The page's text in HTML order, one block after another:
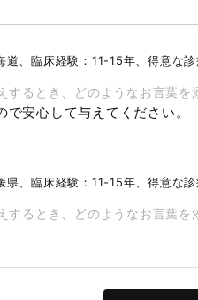
道、臨床経験：11-15年、得意な
するとき、どのようなお言葉を
安心して与えてください。
県、臨床経験：11-15年、得意な
するとき、どのようなお言葉を